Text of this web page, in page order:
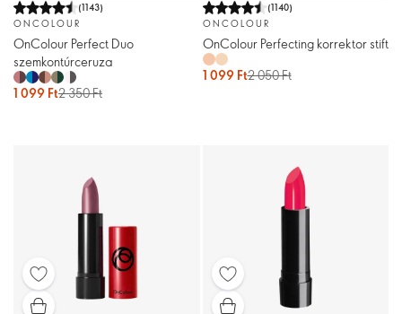
(1143)
ONCOLOUR
OnColour Perfect Duo
szemkontúrceruza
1 099 Ft2 350 Ft
(1140)
ONCOLOUR
OnColour Perfecting korrektor stift
1 099 Ft2 050 Ft